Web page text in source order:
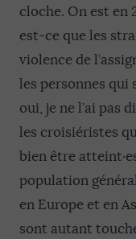
cloche. On est en
est-ce que les
violence de
les personnes qui
oui, je ne l’ai pas
les croisiéristes
bien être
population
en Europe et en
sont autant